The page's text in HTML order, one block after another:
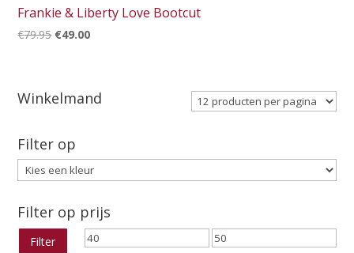
Frankie & Liberty Love Bootcut
€79.95 Oorspronkelijke
€49.00Huidige
Winkelmand
Filter op
Filter op prijs
Min.
Max.
Filter